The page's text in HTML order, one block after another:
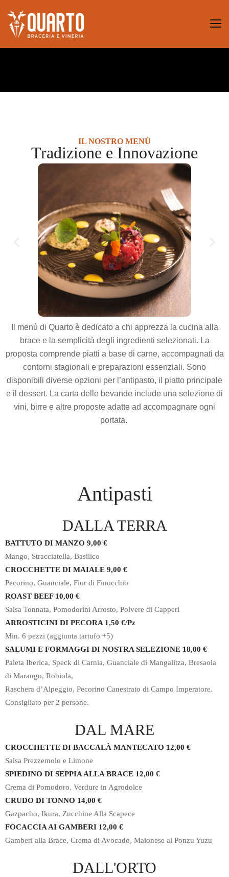
IL NOSTRO MENÙ
Tradizione e Innovazione
Il menù di Quarto è dedicato a chi apprezza la cucina alla
brace e la semplicità degli ingredienti selezionati. La
proposta comprende piatti a base di carne, accompagnati da
contorni stagionali e preparazioni essenziali. Sono
disponibili diverse opzioni per l’antipasto, il piatto principale
e il dessert. La carta delle bevande include una selezione di
vini, birre e altre proposte adatte ad accompagnare ogni
portata.
Antipasti
DALLA TERRA
BATTUTO DI MANZO 9,00 €
Mango, Stracciatella, Basilico
CROCCHETTE DI MAIALE 9,00 €
Pecorino, Guanciale, Fior di Finocchio
ROAST BEEF 10,00 €
Salsa Tonnata, Pomodorini Arrosto, Polvere di Capperi
ARROSTICINI DI PECORA 1,50 €/Pz
Min. 6 pezzi (aggiunta tartufo +5)
SALUMI E FORMAGGI DI NOSTRA SELEZIONE 18,00 €
Paleta Iberica, Speck di Carnia, Guanciale di Mangalitza, Bresaola
di Marango, Robiola,
Raschera d’Alpeggio, Pecorino Canestrato di Campo Imperatore.
Consigliato per 2 persone.
DAL MARE
CROCCHETTE DI BACCALÀ MANTECATO 12,00 €
Salsa Prezzemolo e Limone
SPIEDINO DI SEPPIA ALLA BRACE 12,00 €
Crema di Pomodoro, Verdure in Agrodolce
CRUDO DI TONNO 14,00 €
Gazpacho, Ikura, Zucchine Alla Scapece
FOCACCIA AI GAMBERI 12,00 €
Gamberi alla Brace, Crema di Avocado, Maionese al Ponzu Yuzu
DALL'ORTO